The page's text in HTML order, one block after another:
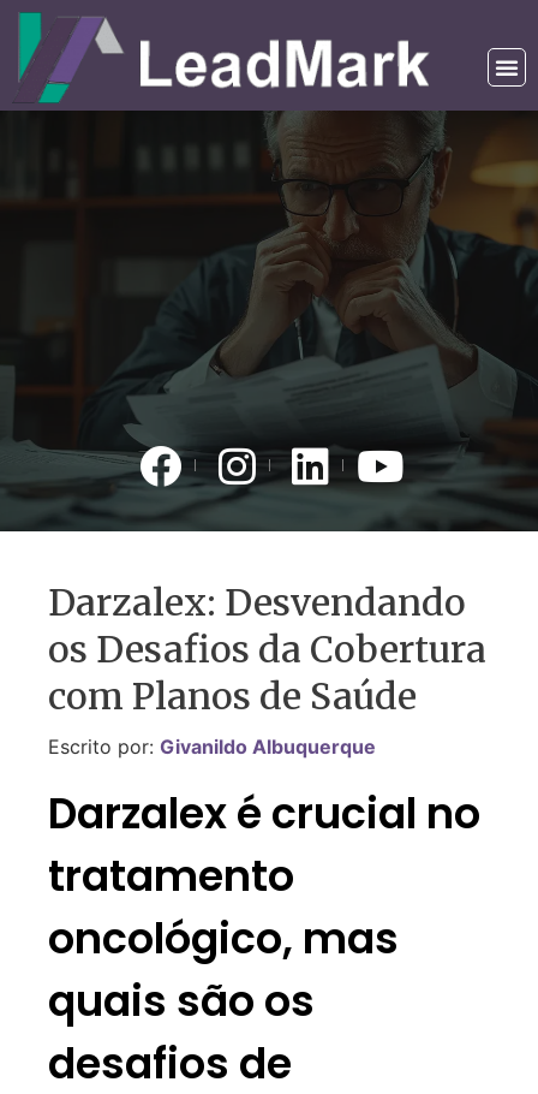
Darzalex: Desvendando
os Desafios da Cobertura
com Planos de Saúde
Escrito por: Givanildo Albuquerque
Darzalex é crucial no
tratamento
oncológico, mas
quais são os
desafios de